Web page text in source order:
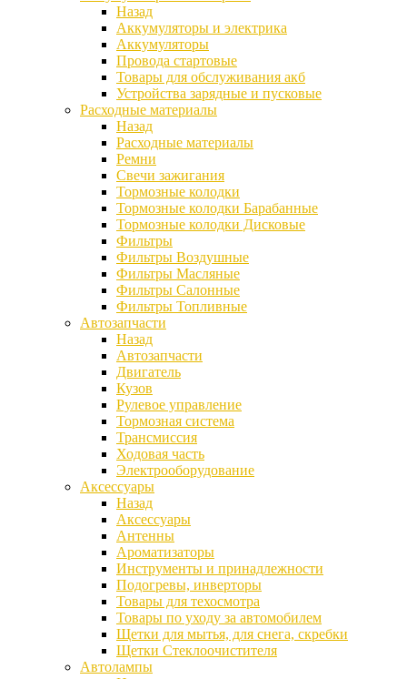
Назад
Аккумуляторы и электрика
Аккумуляторы
Провода стартовые
Товары для обслуживания акб
Устройства зарядные и пусковые
Расходные материалы
Назад
Расходные материалы
Ремни
Свечи зажигания
Тормозные колодки
Тормозные колодки Барабанные
Тормозные колодки Дисковые
Фильтры
Фильтры Воздушные
Фильтры Масляные
Фильтры Салонные
Фильтры Топливные
Автозапчасти
Назад
Автозапчасти
Двигатель
Кузов
Рулевое управление
Тормозная система
Трансмиссия
Ходовая часть
Электрооборудование
Аксессуары
Назад
Аксессуары
Антенны
Ароматизаторы
Инструменты и принадлежности
Подогревы, инверторы
Товары для техосмотра
Товары по уходу за автомобилем
Щетки для мытья, для снега, скребки
Щетки Стеклоочистителя
Автолампы